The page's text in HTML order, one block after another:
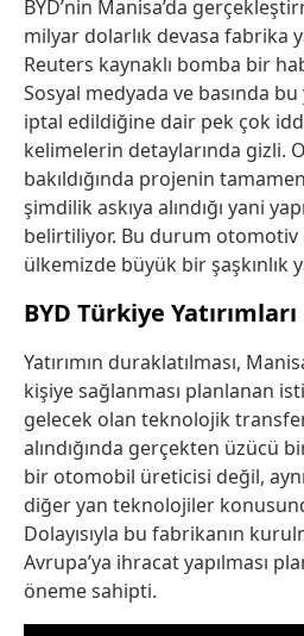
BYD’nin Manisa’da
milyar dolarlık devasa fabrika
Reuters kaynaklı bomba bir
Sosyal medyada ve basında bu
iptal edildiğine dair pek çok
kelimelerin detaylarında gizli.
bakıldığında projenin
şimdilik askıya alındığı yani
belirtiliyor. Bu durum otomotiv
ülkemizde büyük bir şaşkınlık
BYD Türkiye
Yatırımın duraklatılması,
kişiye sağlanması planlanan
gelecek olan teknolojik
alındığında gerçekten üzücü
bir otomobil üreticisi değil,
diğer yan teknolojiler
Dolayısıyla bu fabrikanın
Avrupa’ya ihracat yapılması
öneme sahipti.